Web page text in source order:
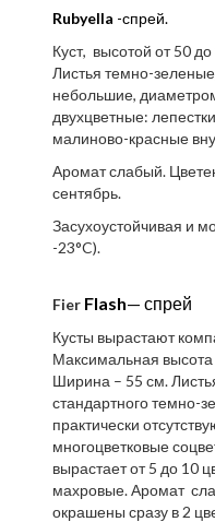
Rubyella -спрей.
Куст, высотой от 50
Листья темно-
небольшие,
двухцветные:
малиново-красные
Аромат слабый.
сентябрь.
Засухоустойчивая и
-23°C).
Fier Flash— спрей
Кусты вырастают
Максимальная
Ширина – 55 см.
стандартного темно-
практически
многоцветковые
вырастает от 5 до 10
махровые. Аромат
окрашены сразу в 2